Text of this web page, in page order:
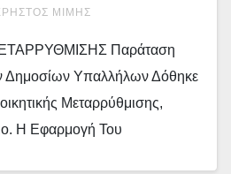
ΜΊΜΗΣ
Παράταση
Δημοσίων Υπαλλήλων Δόθηκε
Μεταρρύθμισης,
Η Εφαρμογή Του